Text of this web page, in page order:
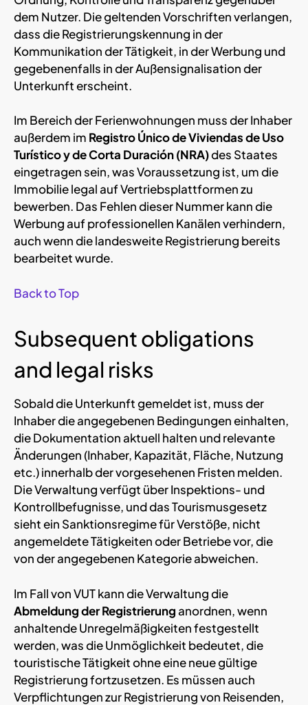
dem Nutzer. Die geltenden Vorschriften verlangen,
dass die Registrierungskennung in der
Kommunikation der Tätigkeit, in der Werbung und
gegebenenfalls in der Außensignalisation der
Unterkunft erscheint.
Im Bereich der Ferienwohnungen muss der Inhaber
außerdem im Registro Único de Viviendas de Uso
Turístico y de Corta Duración (NRA)des Staates
eingetragen sein, was Voraussetzung ist, um die
Immobilie legal auf Vertriebsplattformen zu
bewerben. Das Fehlen dieser Nummer kann die
Werbung auf professionellen Kanälen verhindern,
auch wenn die landesweite Registrierung bereits
bearbeitet wurde.
Back to Top
Subsequent obligations
and legal risks
Sobald die Unterkunft gemeldet ist, muss der
Inhaber die angegebenen Bedingungen einhalten,
die Dokumentation aktuell halten und relevante
Änderungen (Inhaber, Kapazität, Fläche, Nutzung
etc.) innerhalb der vorgesehenen Fristen melden.
Die Verwaltung verfügt über Inspektions- und
Kontrollbefugnisse, und das Tourismusgesetz
sieht ein Sanktionsregime für Verstöße, nicht
angemeldete Tätigkeiten oder Betriebe vor, die
von der angegebenen Kategorie abweichen.
Im Fall von VUT kann die Verwaltung die
Abmeldung der Registrierunganordnen, wenn
anhaltende Unregelmäßigkeiten festgestellt
werden, was die Unmöglichkeit bedeutet, die
touristische Tätigkeit ohne eine neue gültige
Registrierung fortzusetzen. Es müssen auch
Verpflichtungen zur Registrierung von Reisenden,